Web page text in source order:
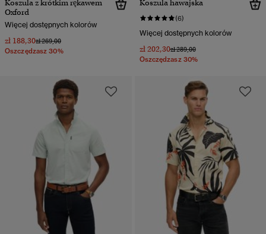
Koszula z krótkim rękawem
Oxford
Więcej dostępnych kolorów
zł 188,30Cena obniżona od
zł 269,00do
Oszczędzasz 30%
Koszula hawajska
(6)
Więcej dostępnych kolorów
zł 202,30Cena obniżona od
zł 289,00do
Oszczędzasz 30%